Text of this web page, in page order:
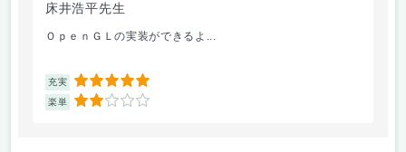
床井浩平先生
ＯｐｅｎＧＬの実装ができるよ...
充実 5
楽単 2